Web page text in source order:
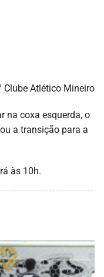
Clube Atlético Mineiro
na coxa esquerda, o
a transição para a
às 10h.